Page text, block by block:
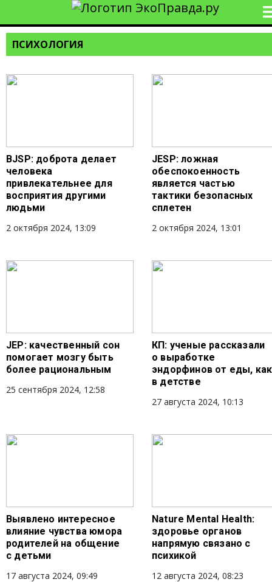
ПСИХОЛОГИЯ
BJSP: доброта делает
человека
привлекательнее для
восприятия другими
людьми
2 октября 2024, 13:09
JESР: ложная
обеспокоенность
является частью
тактики безопасных
сплетен
2 октября 2024, 13:01
JЕР: качественный сон
помогает мозгу быть
более рациональным
25 сентября 2024, 12:58
КП: ученые рассказали
о выработке
эндорфинов от еды, как
в детстве
27 августа 2024, 10:13
Выявлено интересное
влияние чувства юмора
родителей на общение
с детьми
17 августа 2024, 09:49
Nature Mental Health:
здоровье органов
напрямую связано с
психикой
12 августа 2024, 08:23